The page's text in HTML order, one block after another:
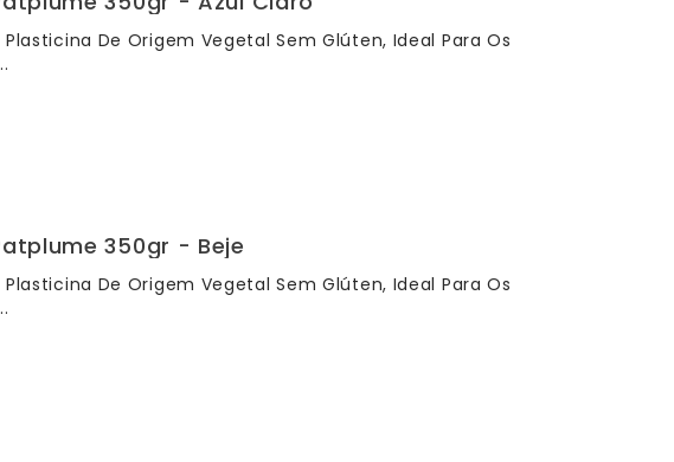
De Origem Vegetal Sem Glúten, Ideal Para Os
350gr - Beje
De Origem Vegetal Sem Glúten, Ideal Para Os